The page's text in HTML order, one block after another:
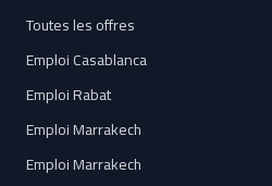
Toutes les offres
Emploi Casablanca
Emploi Rabat
Emploi Marrakech
Emploi Marrakech